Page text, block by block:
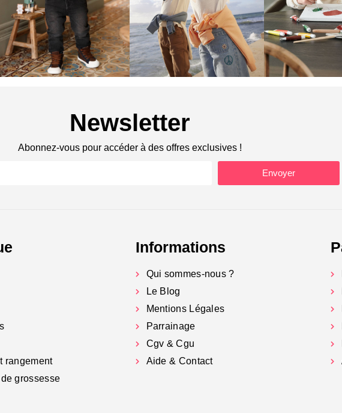
Newsletter
Abonnez-vous pour accéder à des offres exclusives !
Envoyer
rangement
grossesse
Informations
Qui sommes-nous ?
Le Blog
Mentions Légales
Parrainage
Cgv & Cgu
Aide & Contact